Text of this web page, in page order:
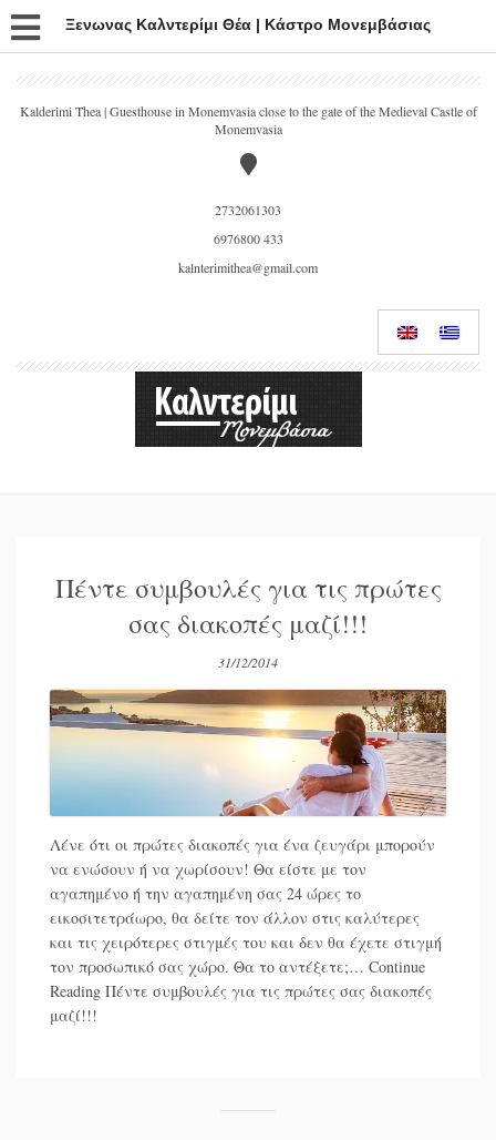
Ξενωνας Καλντερίμι Θέα | Κάστρο Μονεμβάσιας
Kalderimi Thea | Guesthouse in Monemvasia close to the gate of the Medieval Castle of
Monemvasia
2732061303
6976800 433
kalnterimithea@gmail.com
Πέντε συμβουλές για τις πρώτες
σας διακοπές μαζί!!!
31/12/2014
Λένε ότι οι πρώτες διακοπές για ένα ζευγάρι μπορούν
να ενώσουν ή να χωρίσουν! Θα είστε με τον
αγαπημένο ή την αγαπημένη σας 24 ώρες το
εικοσιτετράωρο, θα δείτε τον άλλον στις καλύτερες
και τις χειρότερες στιγμές του και δεν θα έχετε στιγμή
τον προσωπικό σας χώρο. Θα το αντέξετε;… Continue
Reading Πέντε συμβουλές για τις πρώτες σας διακοπές
μαζί!!!